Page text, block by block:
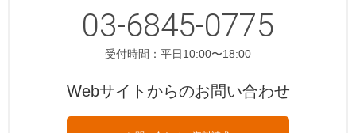
03-6845-0775
受付時間：平日10:00〜18:00
Webサイトからのお問い合わせ